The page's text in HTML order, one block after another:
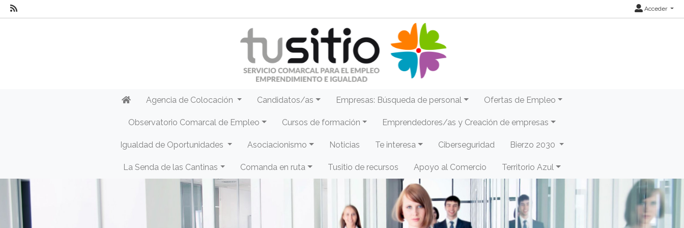
Acceder
Agencia de Colocación Candidatos/as Empresas: Búsqueda de personal Ofertas de Empleo
Observatorio Comarcal de Empleo Cursos de formación Emprendedores/as y Creación de empresas
Igualdad de Oportunidades Asociacionismo Noticias Te interesa Ciberseguridad Bierzo 2030
La Senda de las Cantinas Comanda en ruta Tusitio de recursos Apoyo al Comercio Territorio Azul